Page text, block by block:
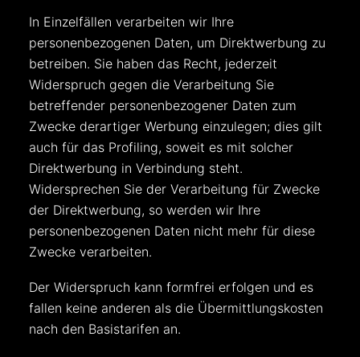
In Einzelfällen verarbeiten wir Ihre
personenbezogenen Daten, um Direktwerbung zu
betreiben. Sie haben das Recht, jederzeit
Widerspruch gegen die Verarbeitung Sie
betreffender personenbezogener Daten zum
Zwecke derartiger Werbung einzulegen; dies gilt
auch für das Profiling, soweit es mit solcher
Direktwerbung in Verbindung steht.
Widersprechen Sie der Verarbeitung für Zwecke
der Direktwerbung, so werden wir Ihre
personenbezogenen Daten nicht mehr für diese
Zwecke verarbeiten.
Der Widerspruch kann formfrei erfolgen und es
fallen keine anderen als die Übermittlungskosten
nach den Basistarifen an.